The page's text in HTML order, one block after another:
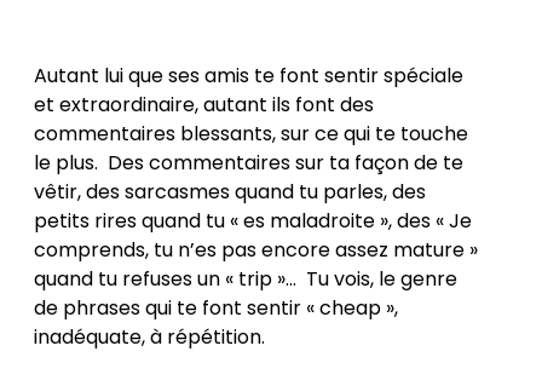
Autant lui que ses amis te font sentir spéciale
et extraordinaire, autant ils font des
commentaires blessants, sur ce qui te touche
le plus. Des commentaires sur ta façon de te
vêtir, des sarcasmes quand tu parles, des
petits rires quand tu « es maladroite », des « Je
comprends, tu n’es pas encore assez mature »
quand tu refuses un « trip »… Tu vois, le genre
de phrases qui te font sentir « cheap »,
inadéquate, à répétition.